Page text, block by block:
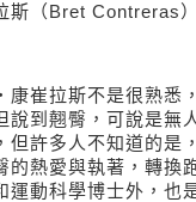
斯（Bret Contreras
‧ 康崔拉斯不是很熟悉
說到翹臀，可說是無
但許多人不知道的是
的熱愛與執著，轉換
運動科學博士外，也